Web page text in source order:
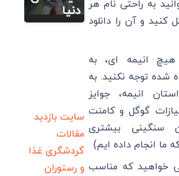
به راحتی نام هر
کنید و آن را دانلود
انیمه ای، به
شده توجه نکنید. به
انیمه، جوایز
گوگل و کامنت
سنگینی بیشتری
ما انجام داده ایم)
خواهید که مناسب
دنیا
سایت بازدید
مقالات
گردشگری غذا
و رستوران